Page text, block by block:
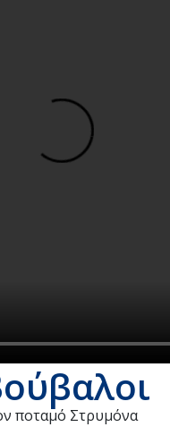
ποταμό Στρυμόνα